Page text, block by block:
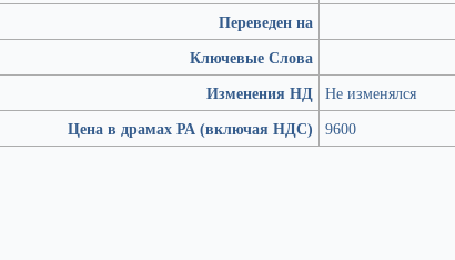
Переведен на
Ключевые Слова
Изменения НД Не изменялся
Цена в драмах РА (включая НДС)
9600